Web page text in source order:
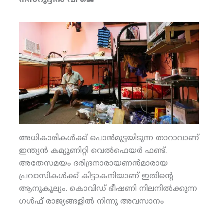
അധികാരികള്‍ക്ക് പൊന്‍മുട്ടയിടുന്ന താറാവാണ്
ഇന്ത്യന്‍ കമ്യൂണിറ്റി വെല്‍ഫെയര്‍ ഫണ്ട്.
അതേസമയം ദരിദ്രനാരായണന്‍മാരായ
പ്രവാസികള്‍ക്ക് കിട്ടാകനിയാണ് ഇതിന്റെ
ആനുകൂല്യം. കൊവിഡ് ഭീഷണി നിലനില്‍ക്കുന്ന
ഗള്‍ഫ് രാജ്യങ്ങളില്‍ നിന്നു അവസാനം